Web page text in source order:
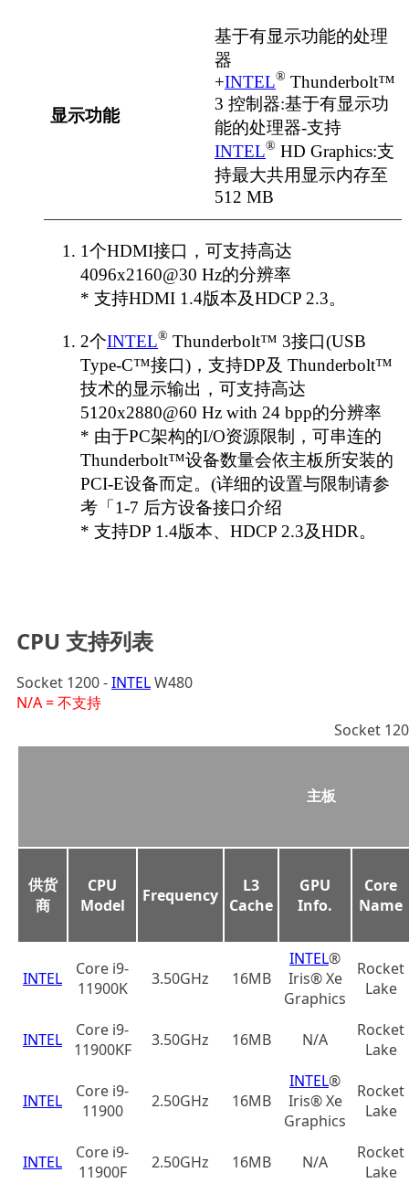
显示功能
基于有显示功能的处理
器
+INTEL® Thunderbolt™
3 控制器:基于有显示功
能的处理器-支持
INTEL® HD Graphics:支
持最大共用显示内存至
512 MB
1个HDMI接口，可支持高达
4096x2160@30 Hz的分辨率
* 支持HDMI 1.4版本及HDCP 2.3。
2个INTEL® Thunderbolt™ 3接口(USB
Type-C™接口)，支持DP及 Thunderbolt™
技术的显示输出，可支持高达
5120x2880@60 Hz with 24 bpp的分辨率
* 由于PC架构的I/O资源限制，可串连的
Thunderbolt™设备数量会依主板所安装的
PCI-E设备而定。(详细的设置与限制请参
考「1-7 后方设备接口介绍
* 支持DP 1.4版本、HDCP 2.3及HDR。
CPU 支持列表
Socket 1200 -INTELW480
N/A= 不支持
Socket
主板
供货
商
CPU
Model
Frequency
L3
Cache
GPU
Info.
Core
Name
INTEL
Core i9-
11900K
3.50GHz 16MB
INTEL®
Iris® Xe
Graphics
Rocket
Lake
INTEL
Core i9-
11900KF
3.50GHz 16MB N/A
Rocket
Lake
INTEL
Core i9-
11900
2.50GHz 16MB
INTEL®
Iris® Xe
Graphics
Rocket
Lake
INTEL
Core i9-
11900F
2.50GHz 16MB N/A
Rocket
Lake